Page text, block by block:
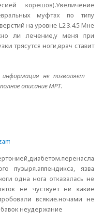
корешов).Увеличение
муфтах по типу
на уровне L2.3.4.5 Мне
ли лечение,у меня при
трясутся ноги,врач ставит
не позволяет
описание МРТ.
пузыря.аппендикса, язва
одна нога отказалась не
не чуствует ни какие
всякие.ночами не
неудержание